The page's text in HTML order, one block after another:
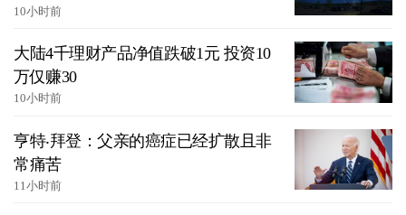
10小时前
大陆4千理财产品净值跌破1元 投资10
万仅赚30
10小时前
亨特‧拜登：父亲的癌症已经扩散且非
常痛苦
11小时前